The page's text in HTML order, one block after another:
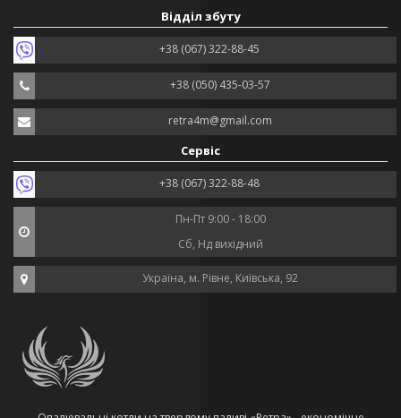
Відділ збуту
+38 (067) 322-88-45
+38 (050) 435-03-57
retra4m@gmail.com
Сервіс
+38 (067) 322-88-48
Пн-Пт 9:00 - 18:00
Сб, Нд вихідний
Україна, м. Рівне, Київська, 92